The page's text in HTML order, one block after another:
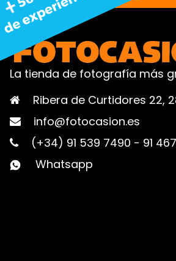
La tienda de fotografía más
Ribera de Curtidores 22,
info@fotocasion.es
(+34) 91 539 7490 - 91
Whatsapp